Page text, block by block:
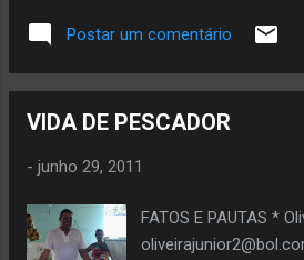
Militar registrou 833 boletins de
Janaúba, quase 140 trotes por mês
Isso deduz que a cada cinco horas a
Postar um comentário
VIDA DE PESCADOR
- junho 29, 2011
FATOS E PAUTAS *